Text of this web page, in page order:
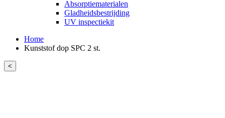
Absorptiematerialen
Gladheidsbestrijding
UV inspectiekit
Home
Kunststof dop SPC 2 st.
<